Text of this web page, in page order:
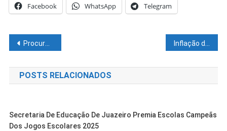
Facebook WhatsApp Telegram
Navegação
de
Post
Procura por peixes na Semana Santa movimenta tradicional mercado central em Petrolina Inflação da cesta básica salta de 13% para 21% em março; veja ranking
POSTS RELACIONADOS
Secretaria De Educação De Juazeiro Premia Escolas Campeãs
Dos Jogos Escolares 2025